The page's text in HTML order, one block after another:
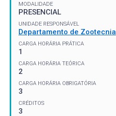
MODALIDADE
PRESENCIAL
UNIDADE RESPONSÁVEL
Departamento de Zootecnia
CARGA HORÁRIA PRÁTICA
1
CARGA HORÁRIA TEÓRICA
2
CARGA HORÁRIA OBRIGATÓRIA
3
CRÉDITOS
3